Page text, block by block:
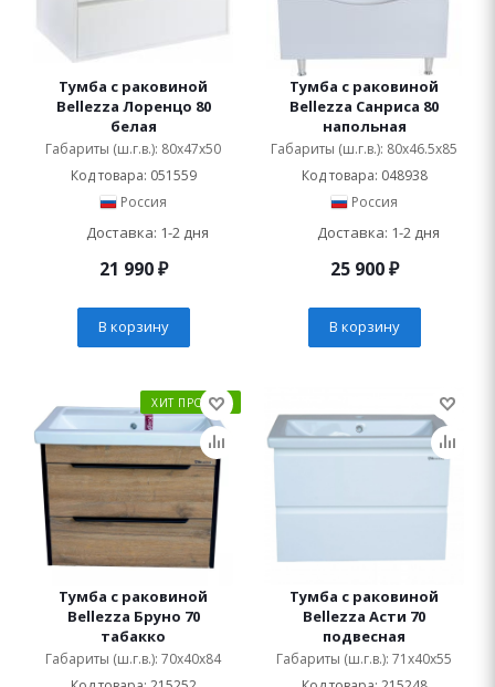
Тумба с раковиной
Bellezza Лоренцо 80
белая
Габариты (ш.г.в.): 80x47x50
Код товара: 051559
Россия
Доставка: 1-2 дня
21 990₽
В корзину
Тумба с раковиной
Bellezza Санриса 80
напольная
Габариты (ш.г.в.): 80x46.5x85
Код товара: 048938
Россия
Доставка: 1-2 дня
25 900₽
В корзину
ХИТ ПРОДАЖ
Тумба с раковиной
Bellezza Бруно 70
табакко
Габариты (ш.г.в.): 70x40x84
Тумба с раковиной
Bellezza Асти 70
подвесная
Габариты (ш.г.в.): 71x40x55